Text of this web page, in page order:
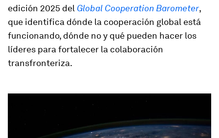
edición 2025 del Global Cooperation Barometer,
que identifica dónde la cooperación global está
funcionando, dónde no y qué pueden hacer los
líderes para fortalecer la colaboración
transfronteriza.